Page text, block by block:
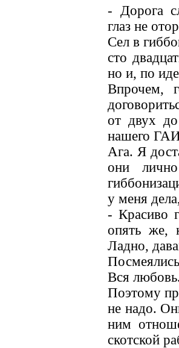
- Дорога
глаз не
Сел в
сто
но и, по
Впрочем,
от двух
нашего
Ага. Я
они
у меня
- Красиво
опять же,
Ладно,
Вся
Поэтому
не надо.
ним
скотской